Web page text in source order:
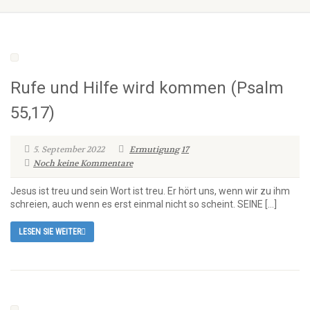
Rufe und Hilfe wird kommen (Psalm
55,17)
5. September 2022 Ermutigung17
Noch keine Kommentare
Jesus ist treu und sein Wort ist treu. Er hört uns, wenn wir zu ihm
schreien, auch wenn es erst einmal nicht so scheint. SEINE […]
LESEN SIE WEITER